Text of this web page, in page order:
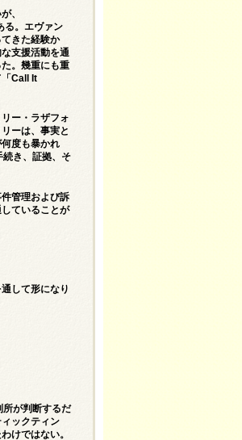
、
る。エヴァン
きた経験か
支援活動を通
。幾重にも重
Call It
ー・ラザフォ
ーは、事実と
度も暴かれ
続き、証拠、そ
管理および訴
ていることが
して形になり
所が判断するだ
ックティン
けではない。